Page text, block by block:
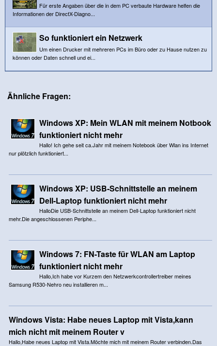
Für erste Angaben über die in dem PC verbaute Hardware helfen die
Informationen der DirectX-Diagno...
So funktioniert ein Netzwerk
Um einen Drucker mit mehreren PCs im Büro oder zu Hause nutzen zu
können oder Daten schnell und ei...
Ähnliche Fragen:
Windows XP: Mein WLAN mit meinem Notbook
funktioniert nicht mehr
Hallo! Ich gehe seit ca.Jahr mit meinem Notebook über Wlan ins Internet
nur plötzlich funktioniert...
Windows XP: USB-Schnittstelle an meinem
Dell-Laptop funktioniert nicht mehr
HalloDie USB-Schnittstelle an meinem Dell-Laptop funktioniert nicht
mehr.Die angeschlossenen Periphe...
Windows 7: FN-Taste für WLAN am Laptop
funktioniert nicht mehr
Hallo,Ich habe vor Kurzem den Netzwerkcontrollertreiber meines
Samsung R530-Nehro neu installieren m...
Windows Vista: Habe neues Laptop mit Vista,kann
mich nicht mit meinem Router v
Hallo,Habe neues Laptop mit Vista.Möchte mich mit meinem Router verbinden.Das